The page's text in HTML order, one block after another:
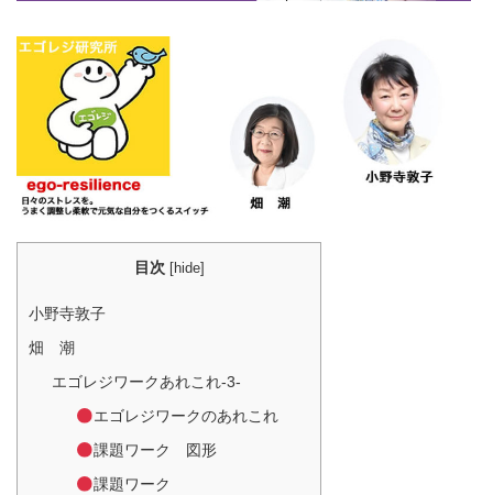
目次 [hide]
小野寺敦子
畑 潮
エゴレジワークあれこれ-3-
エゴレジワークのあれこれ
課題ワーク 図形
課題ワーク